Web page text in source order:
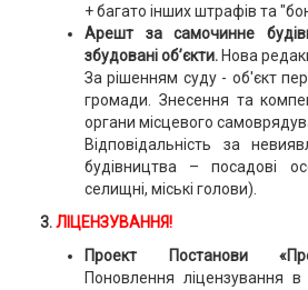
+ багато інших штрафів та
Арешт за самочинне
збудовані об’єкти. Нова
За рішенням суду - об'єкт
громади. Знесення та
органи місцевого
Відповідальність за
будівництва – посадові
селищні, міські голови).
3.ЛІЦЕНЗУВАННЯ!
Проект Постанови
Поновлення ліцензування